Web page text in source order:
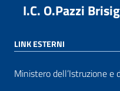
I.C. O.Pazzi
LINK ESTERNI
Ministero dell’Istruzione e